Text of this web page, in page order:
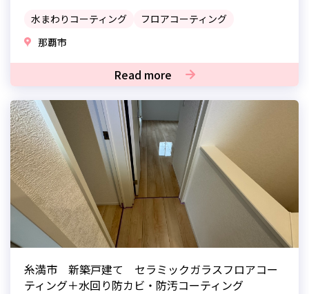
水まわりコーティング
フロアコーティング
那覇市
Read more
糸満市 新築戸建て セラミックガラスフロアコー
ティング＋水回り防カビ・防汚コーティング